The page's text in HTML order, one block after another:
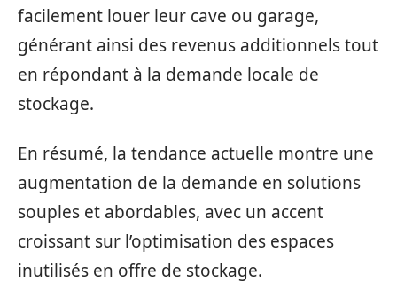
facilement louer leur cave ou garage,
générant ainsi des revenus additionnels tout
en répondant à la demande locale de
stockage.
En résumé, la tendance actuelle montre une
augmentation de la demande en solutions
souples et abordables, avec un accent
croissant sur l’optimisation des espaces
inutilisés en offre de stockage.